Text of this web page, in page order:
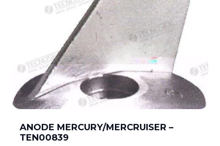
ANODE MERCURY/MERCRUISER –
TEN00839